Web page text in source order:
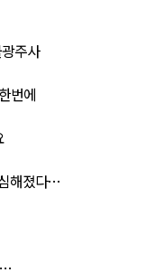
주사
번에
해졌다…
…